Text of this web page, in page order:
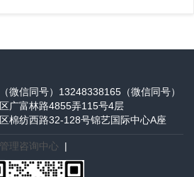
微信同号）13248338165（微信同号）
广富林路4855弄115号4层
棉纺西路32-128号锦艺国际中心A座
理咨询中心 |